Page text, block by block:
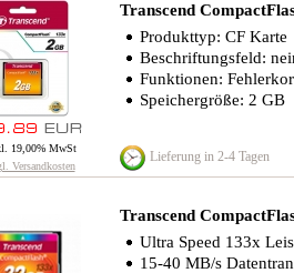
Transcend
Produkttyp: CF Karte
Beschriftungsfeld:
Funktionen:
Speichergröße: 2 GB
19,00% MwSt
Versandkosten
Lieferung in 2-4 Tagen
Transcend
Ultra Speed 133x
15-40 MB/s